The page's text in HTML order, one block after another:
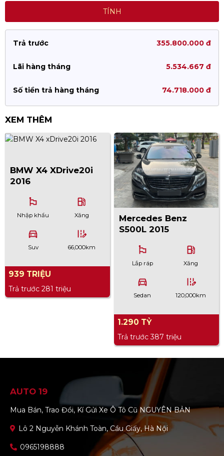
TÍNH
Trả trước 355.800.000 đ
Lãi hàng tháng 5.534.667 đ
Số tiền trả hàng tháng 74.718.000 đ
XEM THÊM
BMW X4 XDrive20i
2016
emoji_flags
Nhập khẩu
local_gas_station
Xăng
directions_car
Suv
edit_road
66,000km
939 TRIỆU
Trả trước 281 triệu
Mercedes Benz
S500L 2015
emoji_flags
Lắp ráp
local_gas_station
Xăng
directions_car
Sedan
edit_road
120,000km
1.290 TỶ
Trả trước 387 triệu
AUTO 19
Mua Bán, Trao Đổi, Kí Gửi Xe Ô Tô Cũ NGUYÊN BẢN
Lô 2 Nguyễn Khánh Toàn, Cầu Giấy, Hà Nội
0965198888